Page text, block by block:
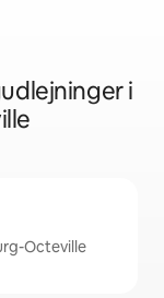
i
Octeville